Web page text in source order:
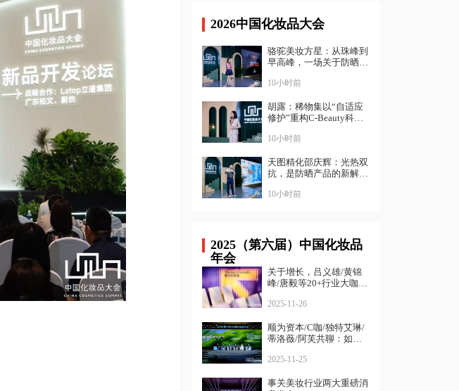
2026中国化妆品大会
骆驼美妆方星：从珠峰到
早高峰，一场关于防晒
品大会
10小时前
胡露：稀物集以“自适应
修护”重构C-Beauty科学
10小时前
天图精化邵庆辉：光热双
抗，是防晒产品的新解法
10小时前
2025（第六届）中国化妆品
年会
关于增长，吕义雄/黄锦
峰/唐毅等20+行业大咖给
2025-11-26
顺为资本/C咖/独特艾琳/
蒂洛薇/阿芙共聊：如何
2025-11-25
事关美妆行业两大重磅消